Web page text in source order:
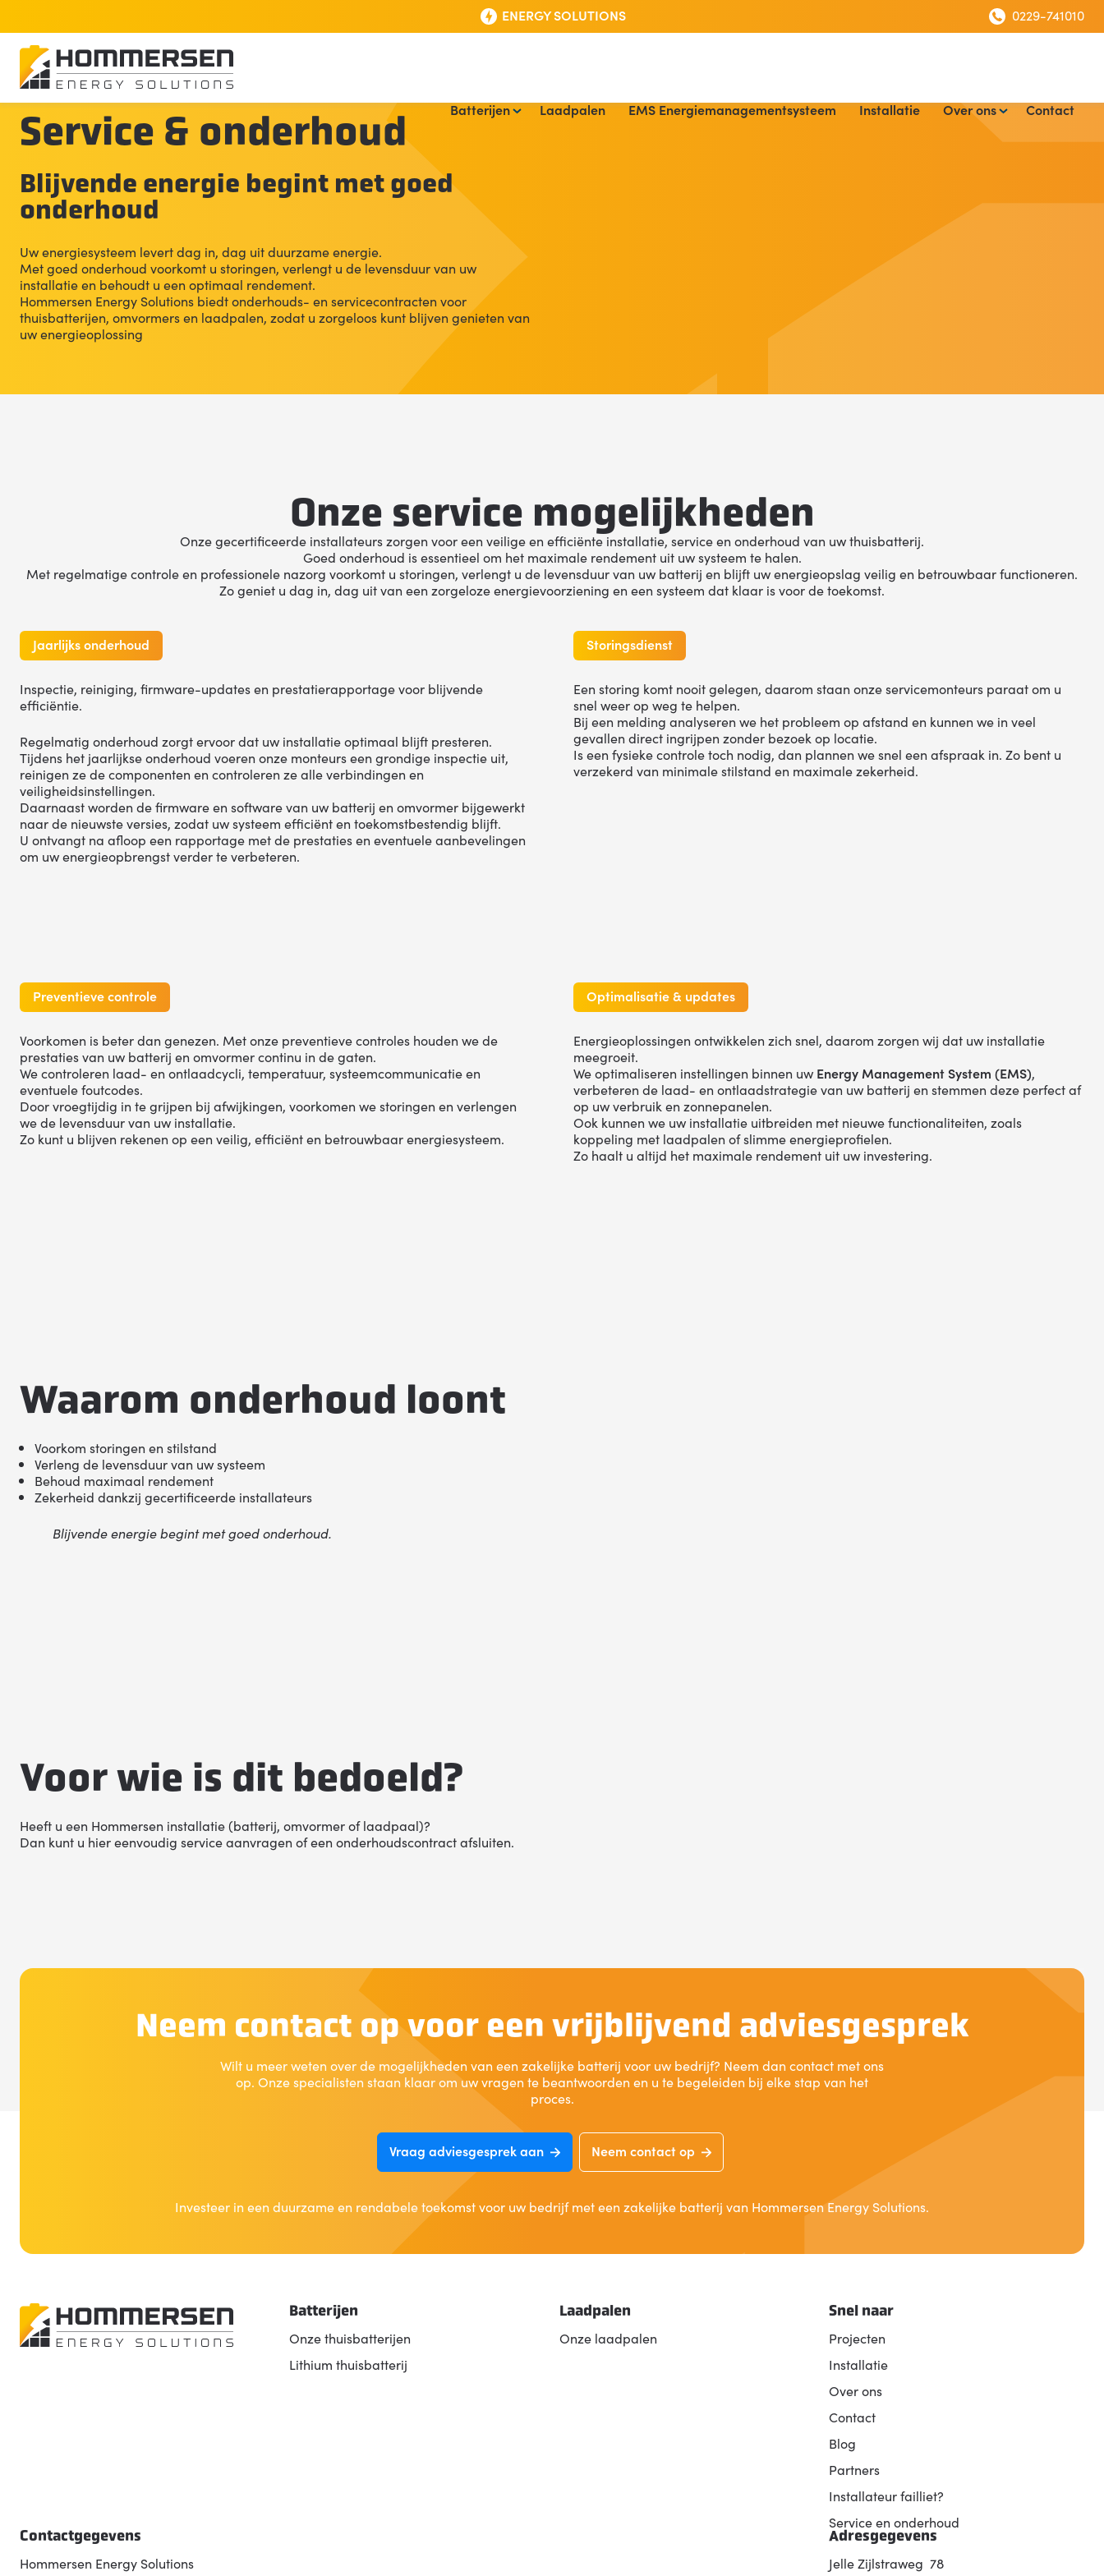
ENERGY SOLUTIONS 0229-741010
to
Batterijen Laadpalen EMS Energiemanagementsysteem Installatie Over ons Contact
Home Service en onderhoud
Service & onderhoud
Blijvende energie begint met goed
onderhoud
Uw energiesysteem levert dag in, dag uit duurzame energie.
Met goed onderhoud voorkomt u storingen, verlengt u de levensduur van uw
installatie en behoudt u een optimaal rendement.
Hommersen Energy Solutions biedt onderhouds- en servicecontracten voor
thuisbatterijen, omvormers en laadpalen, zodat u zorgeloos kunt blijven genieten van
uw energieoplossing
Onze service mogelijkheden
Onze gecertificeerde installateurs zorgen voor een veilige en efficiënte installatie, service en onderhoud van uw thuisbatterij.
Goed onderhoud is essentieel om het maximale rendement uit uw systeem te halen.
Met regelmatige controle en professionele nazorg voorkomt u storingen, verlengt u de levensduur van uw batterij en blijft uw energieopslag veilig en betrouwbaar functioneren.
Zo geniet u dag in, dag uit van een zorgeloze energievoorziening en een systeem dat klaar is voor de toekomst.
Jaarlijks onderhoud
Inspectie, reiniging, firmware-updates en prestatierapportage voor blijvende
efficiëntie.
Regelmatig onderhoud zorgt ervoor dat uw installatie optimaal blijft presteren.
Tijdens het jaarlijkse onderhoud voeren onze monteurs een grondige inspectie uit,
reinigen ze de componenten en controleren ze alle verbindingen en
veiligheidsinstellingen.
Daarnaast worden de firmware en software van uw batterij en omvormer bijgewerkt
naar de nieuwste versies, zodat uw systeem efficiënt en toekomstbestendig blijft.
U ontvangt na afloop een rapportage met de prestaties en eventuele aanbevelingen
om uw energieopbrengst verder te verbeteren.
Storingsdienst
Een storing komt nooit gelegen, daarom staan onze servicemonteurs paraat om u
snel weer op weg te helpen.
Bij een melding analyseren we het probleem op afstand en kunnen we in veel
gevallen direct ingrijpen zonder bezoek op locatie.
Is een fysieke controle toch nodig, dan plannen we snel een afspraak in. Zo bent u
verzekerd van minimale stilstand en maximale zekerheid.
Preventieve controle
Voorkomen is beter dan genezen. Met onze preventieve controles houden we de
prestaties van uw batterij en omvormer continu in de gaten.
We controleren laad- en ontlaadcycli, temperatuur, systeemcommunicatie en
eventuele foutcodes.
Door vroegtijdig in te grijpen bij afwijkingen, voorkomen we storingen en verlengen
we de levensduur van uw installatie.
Zo kunt u blijven rekenen op een veilig, efficiënt en betrouwbaar energiesysteem.
Optimalisatie & updates
Energieoplossingen ontwikkelen zich snel, daarom zorgen wij dat uw installatie
meegroeit.
We optimaliseren instellingen binnen uw Energy Management System (EMS),
verbeteren de laad- en ontlaadstrategie van uw batterij en stemmen deze perfect af
op uw verbruik en zonnepanelen.
Ook kunnen we uw installatie uitbreiden met nieuwe functionaliteiten, zoals
koppeling met laadpalen of slimme energieprofielen.
Zo haalt u altijd het maximale rendement uit uw investering.
Waarom onderhoud loont
Voorkom storingen en stilstand
Verleng de levensduur van uw systeem
Behoud maximaal rendement
Zekerheid dankzij gecertificeerde installateurs
Blijvende energie begint met goed onderhoud.
Voor wie is dit bedoeld?
Heeft u een Hommersen installatie (batterij, omvormer of laadpaal)?
Dan kunt u hier eenvoudig service aanvragen of een onderhoudscontract afsluiten.
Neem contact op voor een vrijblijvend adviesgesprek
Wilt u meer weten over de mogelijkheden van een zakelijke batterij voor uw bedrijf? Neem dan contact met ons
op. Onze specialisten staan klaar om uw vragen te beantwoorden en u te begeleiden bij elke stap van het
proces.
Vraag adviesgesprek aan Neem contact op
Investeer in een duurzame en rendabele toekomst voor uw bedrijf met een zakelijke batterij van Hommersen Energy Solutions.
Batterijen
Onze thuisbatterijen
Lithium thuisbatterij
Laadpalen
Onze laadpalen
Snel naar
Projecten
Installatie
Over ons
Contact
Blog
Partners
Installateur failliet?
Service en onderhoud
Contactgegevens
Hommersen Energy Solutions
Adresgegevens
Jelle Zijlstraweg 78